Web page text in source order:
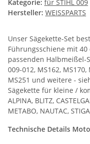
Kategorie: für STIHL 009
Hersteller: WEISSPARTS
Unser Sägekette-Set
Führungsschiene mit 40
passenden Halbmeißel-
009-012, MS162, MS170,
MS251 und weitere -
Sägekette für kleine /
ALPINA, BLITZ,
METABO, NAUTAC,
Technische Details